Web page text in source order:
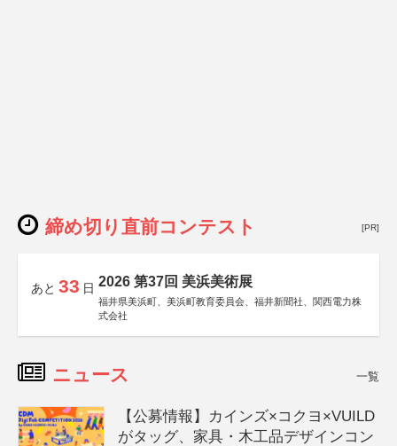
締め切り直前コンテスト [PR]
あと 33 日 2026 第37回 美浜美術展
福井県美浜町、美浜町教育委員会、福井新聞社、関西電力株
式会社
ニュース 一覧
【公募情報】カインズ×コクヨ×VUILD
がタッグ、家具・木工品デザインコン